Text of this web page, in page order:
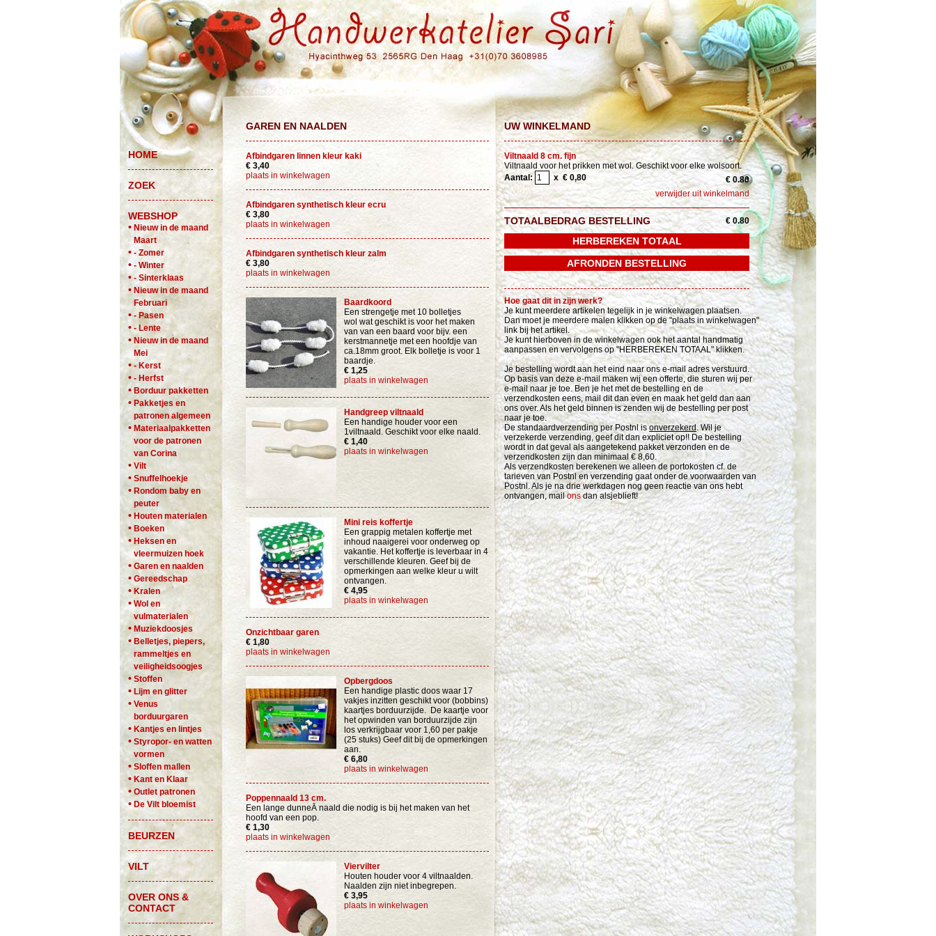
HOME
ZOEK
WEBSHOP
• Nieuw in de maand
Maart
• - Zomer
• - Winter
• - Sinterklaas
• Nieuw in de maand
Februari
• - Pasen
• - Lente
• Nieuw in de maand
Mei
• - Kerst
• - Herfst
• Borduur pakketten
• Pakketjes en
patronen algemeen
• Materiaalpakketten
voor de patronen
van Corina
• Vilt
• Snuffelhoekje
• Rondom baby en
peuter
• Houten materialen
• Boeken
• Heksen en
vleermuizen hoek
• Garen en naalden
• Gereedschap
• Kralen
• Wol en
vulmaterialen
• Muziekdoosjes
• Belletjes, piepers,
rammeltjes en
veiligheidsoogjes
• Stoffen
• Lijm en glitter
• Venus
borduurgaren
• Kantjes en lintjes
• Styropor- en watten
vormen
• Sloffen mallen
• Kant en Klaar
• Outlet patronen
• De Vilt bloemist
BEURZEN
VILT
OVER ONS &
CONTACT
GAREN EN NAALDEN
Afbindgaren linnen kleur kaki
€ 3,40
plaats in winkelwagen
Afbindgaren synthetisch kleur ecru
€ 3,80
plaats in winkelwagen
Afbindgaren synthetisch kleur zalm
€ 3,80
plaats in winkelwagen
Baardkoord
Een strengetje met 10 bolletjes
wol wat geschikt is voor het maken
van van een baard voor bijv. een
kerstmannetje met een hoofdje van
ca.18mm groot. Elk bolletje is voor 1
baardje.
€ 1,25
plaats in winkelwagen
Handgreep viltnaald
Een handige houder voor een
1viltnaald. Geschikt voor elke naald.
€ 1,40
plaats in winkelwagen
Mini reis koffertje
Een grappig metalen koffertje met
inhoud naaigerei voor onderweg op
vakantie. Het koffertje is leverbaar in 4
verschillende kleuren. Geef bij de
opmerkingen aan welke kleur u wilt
ontvangen.
€ 4,95
plaats in winkelwagen
Onzichtbaar garen
€ 1,80
plaats in winkelwagen
Opbergdoos
Een handige plastic doos waar 17
vakjes inzitten geschikt voor (bobbins)
kaartjes borduurzijde. De kaartje voor
het opwinden van borduurzijde zijn
los verkrijgbaar voor 1,60 per pakje
(25 stuks) Geef dit bij de opmerkingen
aan.
€ 6,80
plaats in winkelwagen
Poppennaald 13 cm.
Een lange dunneĀ naald die nodig is bij het maken van het
hoofd van een pop.
€ 1,30
plaats in winkelwagen
Viervilter
Houten houder voor 4 viltnaalden.
Naalden zijn niet inbegrepen.
€ 3,95
plaats in winkelwagen
UW WINKELMAND
Viltnaald 8 cm. fijn
Viltnaald voor het prikken met wol. Geschikt voor elke wolsoort.
Aantal:
x € 0,80
€ 0.80
verwijder uit winkelmand
TOTAALBEDRAG BESTELLING € 0.80
Hoe gaat dit in zijn werk?
Je kunt meerdere artikelen tegelijk in je winkelwagen plaatsen.
Dan moet je meerdere malen klikken op de "plaats in winkelwagen"
link bij het artikel.
Je kunt hierboven in de winkelwagen ook het aantal handmatig
aanpassen en vervolgens op "HERBEREKEN TOTAAL" klikken.
Je bestelling wordt aan het eind naar ons e-mail adres verstuurd.
Op basis van deze e-mail maken wij een offerte, die sturen wij per
e-mail naar je toe. Ben je het met de bestelling en de
verzendkosten eens, mail dit dan even en maak het geld dan aan
ons over. Als het geld binnen is zenden wij de bestelling per post
naar je toe.
De standaardverzending per Postnl isonverzekerd. Wil je
verzekerde verzending, geef dit dan expliciet op!! De bestelling
wordt in dat geval als aangetekend pakket verzonden en de
verzendkosten zijn dan minimaal € 8,60.
Als verzendkosten berekenen we alleen de portokosten cf. de
tarieven van Postnl en verzending gaat onder de voorwaarden van
Postnl. Als je na drie werkdagen nog geen reactie van ons hebt
ontvangen, mailonsdan alsjeblieft!